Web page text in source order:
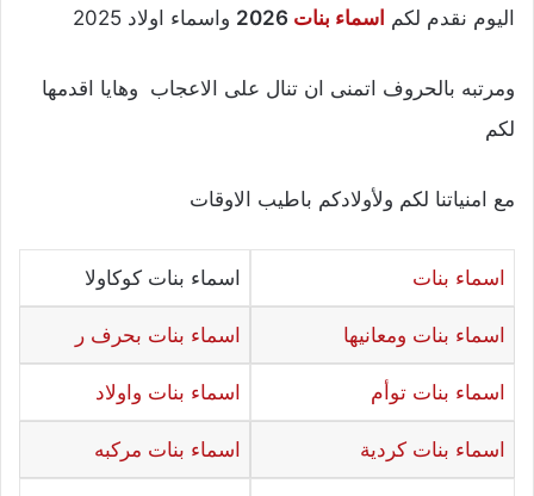
اليوم نقدم لكم اسماء بنات واسماء اولاد 2025
ومرتبه بالحروف اتمنى ان تنال على الاعجاب وهايا اقدمها
لكم
مع امنياتنا لكم ولأولادكم باطيب الاوقات
اسماء بنات اسماء بنات كوكاولا
اسماء بنات ومعانيها اسماء بنات بحرف ر
اسماء بنات توأم اسماء بنات واولاد
اسماء بنات كردية اسماء بنات مركبه